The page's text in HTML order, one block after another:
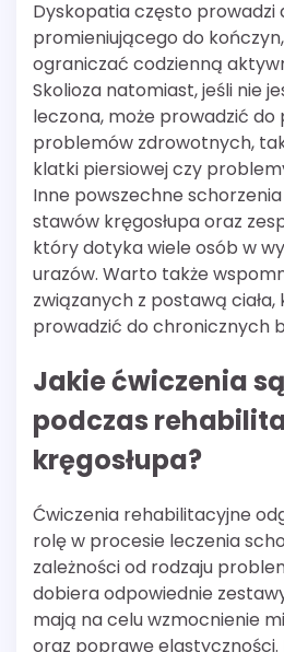
Dyskopatia często prowadzi
promieniującego do
ograniczać codzienną
Skolioza natomiast, jeśli nie
leczona, może prowadzić do
problemów zdrowotnych,
klatki piersiowej czy
Inne powszechne
stawów kręgosłupa oraz
który dotyka wiele osób w
urazów. Warto także
związanych z postawą
prowadzić do chronicznych
Jakie ćwiczenia
podczas
kręgosłupa?
Ćwiczenia rehabilitacyjne
rolę w procesie leczenia
zależności od rodzaju
dobiera odpowiednie
mają na celu wzmocnienie
oraz poprawę elastyczności.